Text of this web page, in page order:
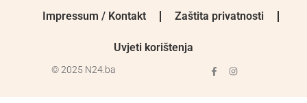
Impressum / Kontakt Zaštita privatnosti
Uvjeti korištenja
© 2025 N24.ba